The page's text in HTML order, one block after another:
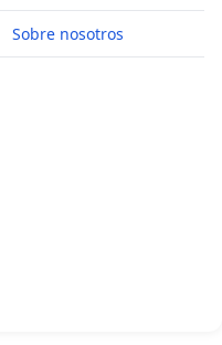
Sobre nosotros